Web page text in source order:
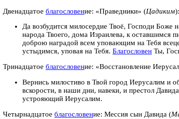
Двенадцатое благословение: «Праведники» (Цадиким):
Да возбудится милосердие Твоё, Господи Боже
народа Твоего, дома Израилева, к оставшимся
доброю наградой всем уповающим на Тебя
устыдимся, уповая на Тебя. Благословен Ты,
Тринадцатое благословение: «Восстановление
Вернись милостиво в Твой город Иерусалим и
вскорости, в наши дни, навеки, и престол
устрояющий Иерусалим.
Четырнадцатое благословение: Мессия сын Давида (